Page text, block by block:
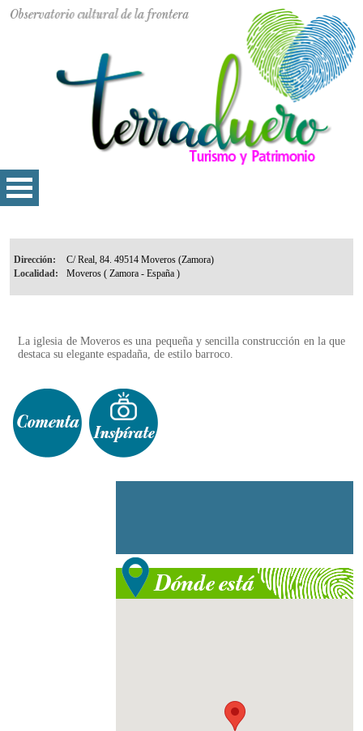
Dirección:
Localidad:
La iglesia de Moveros es una pequeña y sencilla construcción en la que
destaca su elegante espadaña, de estilo barroco.